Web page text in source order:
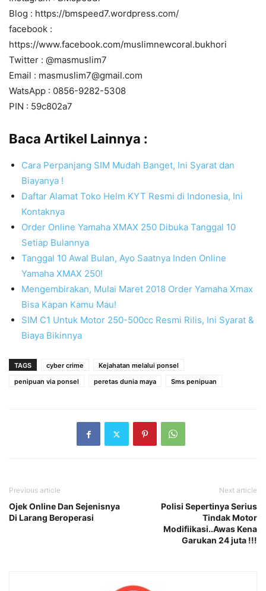
Blog : https://bmspeed7.wordpress.com/
facebook :
https://www.facebook.com/muslimnewcoral.bukhori
Twitter : @masmuslim7
Email : masmuslim7@gmail.com
WatsApp : 0856-9282-5308
PIN : 59c802a7
Baca Artikel Lainnya :
Cara Perpanjang SIM Mudah Banget, Ini Syarat dan
Biayanya !
Daftar Alamat Toko Helm KYT Resmi di Indonesia, Ini
Kontaknya
Order Online Yamaha XMAX 250 Dibuka Tanggal 10
Setiap Bulannya
Tanggal 10 Awal Bulan, Ayo Saatnya Inden Online
Yamaha XMAX 250!
Mengembirakan, Mulai Maret 2018 Order Yamaha Xmax
Bisa Kapan Kamu Mau!
SIM C1 Untuk Motor 250-500cc Resmi Rilis, Ini Syarat &
Biaya Bikinnya
TAGS cyber crime
Kejahatan melalui ponsel
penipuan via ponsel
peretas dunia maya Sms penipuan
Previous article
Ojek Online Dan Sejenisnya
Di Larang Beroperasi
Next article
Polisi Sepertinya Serius
Tindak Motor
Modifiikasi..Awas Kena
Garukan 24 juta !!!